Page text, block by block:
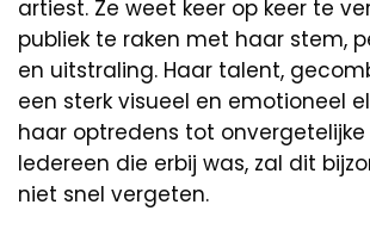
artiest. Ze weet keer op keer te
publiek te raken met haar stem,
en uitstraling. Haar talent,
een sterk visueel en emotioneel
haar optredens tot
Iedereen die erbij was, zal dit
niet snel vergeten.